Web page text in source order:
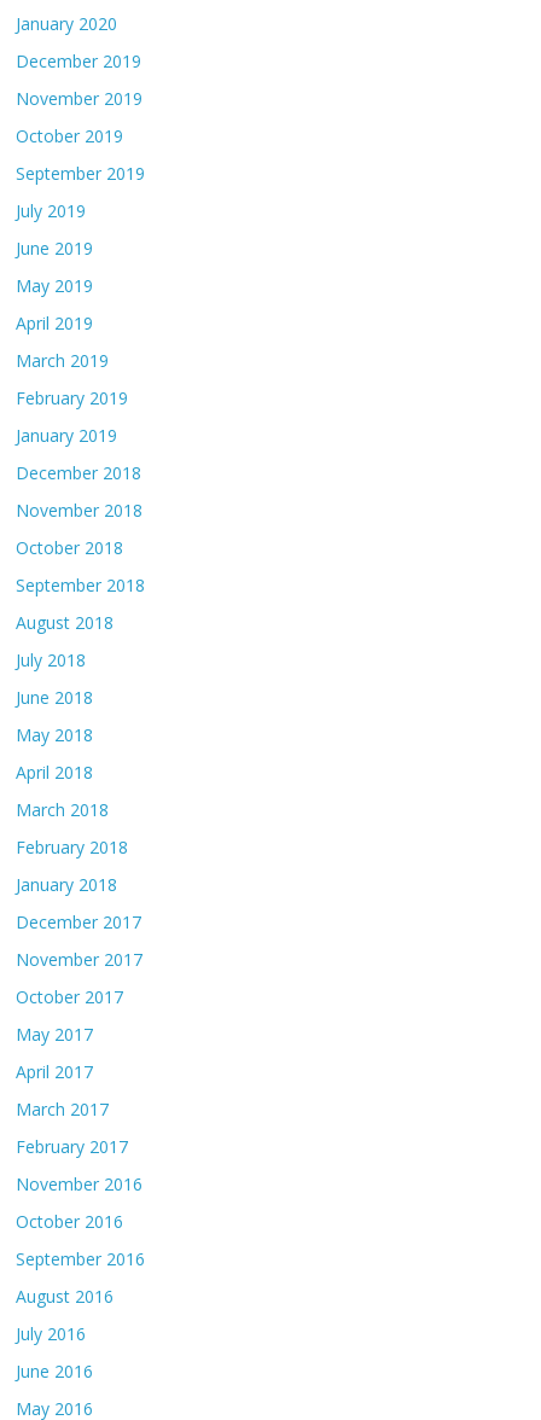
January 2020
December 2019
November 2019
October 2019
September 2019
July 2019
June 2019
May 2019
April 2019
March 2019
February 2019
January 2019
December 2018
November 2018
October 2018
September 2018
August 2018
July 2018
June 2018
May 2018
April 2018
March 2018
February 2018
January 2018
December 2017
November 2017
October 2017
May 2017
April 2017
March 2017
February 2017
November 2016
October 2016
September 2016
August 2016
July 2016
June 2016
May 2016